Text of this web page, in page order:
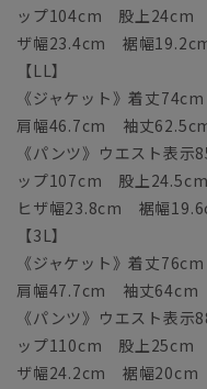
ップ104cm 股上
ザ幅23.4cm 裾幅
【LL】
《ジャケット》着丈
肩幅46.7cm 袖丈
《パンツ》ウエスト表
ップ107cm 股上
ヒザ幅23.8cm 裾幅
【3L】
《ジャケット》着丈
肩幅47.7cm 袖丈64cm
《パンツ》ウエスト表
ップ110cm 股上
ザ幅24.2cm 裾幅20cm